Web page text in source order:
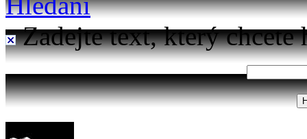
Zadejte text, který chcete